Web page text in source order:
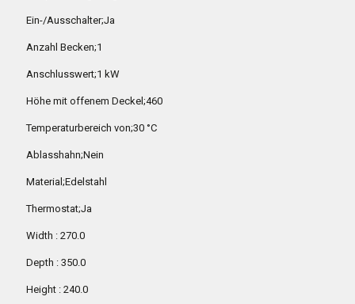
Ein-/Ausschalter;Ja
Anzahl Becken;1
Anschlusswert;1 kW
Höhe mit offenem Deckel;460
Temperaturbereich von;30 °C
Ablasshahn;Nein
Material;Edelstahl
Thermostat;Ja
Width : 270.0
Depth : 350.0
Height : 240.0